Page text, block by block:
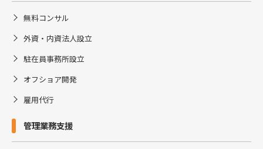
無料コンサル
外資・内資法人設立
駐在員事務所設立
オフショア開発
雇用代行
管理業務支援